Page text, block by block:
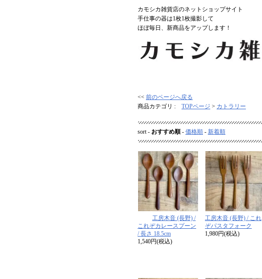
カモシカ雑貨店のネットショップサイト
手仕事の器は1枚1枚撮影して
ほぼ毎日、新商品をアップします！
<< 前のページへ戻る
商品カテゴリ : TOPページ > カトラリー
sort - おすすめ順 - 価格順 - 新着順
工房木音 (長野) /
これぞカレースプーン
/ 長さ 18.5cm
1,540円(税込)
工房木音 (長野) / これ
ぞパスタフォーク
1,980円(税込)